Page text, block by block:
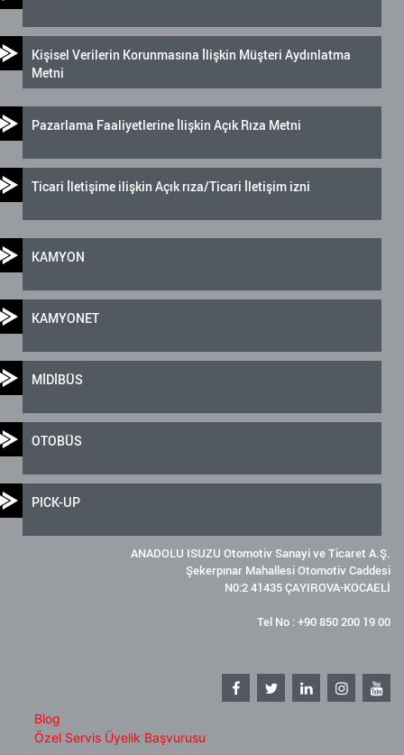
Kişisel Verilerin Korunmasına İlişkin Müşteri Aydınlatma
Metni
Pazarlama Faaliyetlerine İlişkin Açık Rıza Metni
Ticari İletişime ilişkin Açık rıza/Ticari İletişim izni
KAMYON
KAMYONET
MİDİBÜS
OTOBÜS
PICK-UP
ANADOLU ISUZU Otomotiv Sanayi ve Ticaret A.Ş.
Şekerpınar Mahallesi Otomotiv Caddesi
N0:2 41435 ÇAYIROVA-KOCAELİ
Tel No : +90 850 200 19 00
Blog
Özel Servis Üyelik Başvurusu